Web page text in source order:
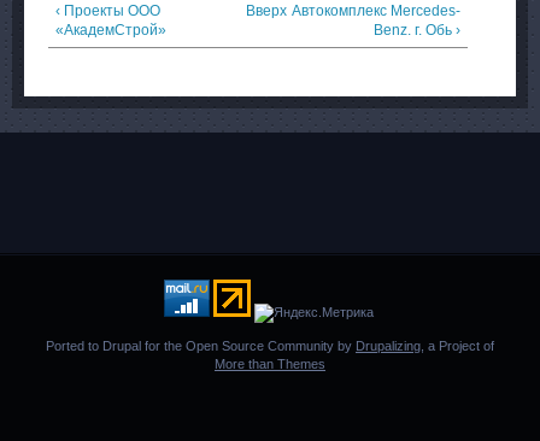
‹ Проекты ООО
«АкадемСтрой»
Вверх Автокомплекс Merсedes-
Benz. г. Обь ›
Ported to Drupal for the Open Source Community by Drupalizing , a Project of
More than Themes